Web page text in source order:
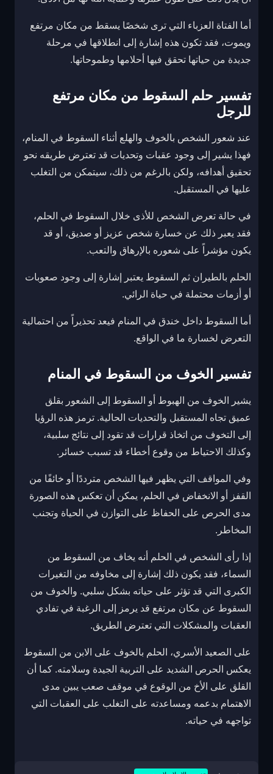
أما الفتاة العزباء التي ترى شخصًا يسقط من مكان مرتفع
ويموت، فقد تكون هذه إشارة إلى انطلاقها في مرحلة
جديدة من حياتها تحقق فيها أحلامها وطموحاتها.
تفسير حلم السقوط من مكان مرتفع
للرجل
عند شعور الشخص بالخوف والهلع أثناء السقوط في المنام،
فهذا يشير إلى وجود عقبات وتحديات قد تعترض طريقه نحو
تحقيق أهدافه، ولكن بالرغم من ذلك، سيتمكن من التغلب
عليها في المستقبل.
في حالة تعرض الشخص للأذى خلال السقوط في الحلم،
فقد يعبر ذلك عن خسارة شخص عزيز أو صديق، أو قد
يكون مؤشراً على شعوره بالإرهاق والتعب.
الحلم بالطيران ثم السقوط يعتبر إشارة إلى وجود صعوبات
أو أزمات محتملة في حياة الرائي.
أما السقوط داخل خندق في المنام فيعد تحذيراً من احتمالية
التعرض لخسارة ما في الواقع.
تفسير الخوف من السقوط في المنام
يشير الخوف من الهبوط أو السقوط إلى الشعور بقلق
عميق تجاه المستقبل والتحديات الحالية. ترمز هذه الرؤيا
إلى التخوف من اتخاذ قرارات قد تقود إلى نتائج سلبية،
وكذلك الاحتياط من وقوع أخطاء قد تسبب خسائر.
وفي المواقف التي يظهر فيها الشخص مترددًا أو خائفًا من
القفز أو الانخفاض في الحلم، يمكن أن تعكس هذه الصورة
مدى الحرص على الحفاظ على التوازن في الحياة وتجنب
المخاطر.
إذا رأى الشخص في الحلم أنه يخاف من السقوط من
السماء، فقد يكون ذلك إشارة إلى مخاوفه من التغيرات
الكبرى التي قد تؤثر على حياته بشكل سلبي. والخوف من
السقوط عن مكان مرتفع قد يرمز إلى الرغبة في تفادي
العقبات والمشكلات التي تعترض الطريق.
على الصعيد الأسري، الحلم بالخوف على الابن من السقوط
يعكس الحرص الشديد على التربية الجيدة وسلامته. كما أن
القلق على الأخ من الوقوع في موقف صعب يبين مدى
الاهتمام بدعمه ومساعدته على التغلب على العقبات التي
تواجهه في حياته.